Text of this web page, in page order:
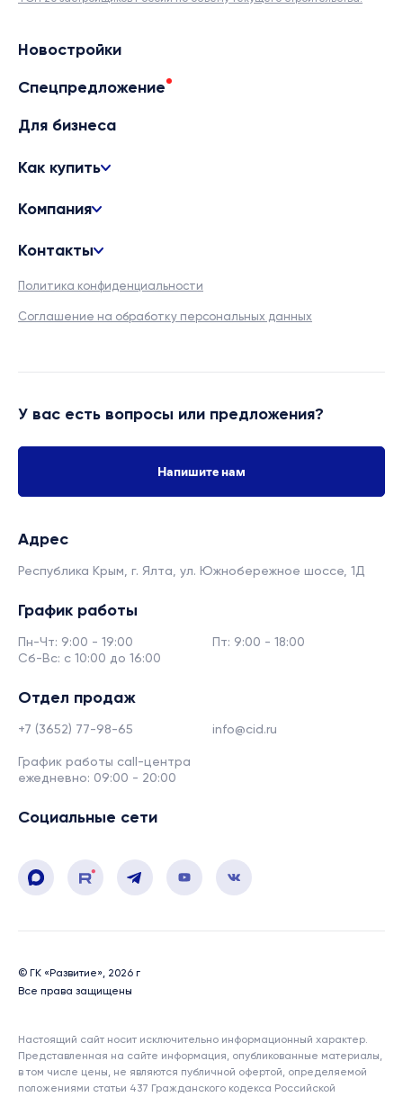
Новостройки
Спецпредложение
Для бизнеса
Как купить
Компания
Контакты
Политика конфиденциальности
Соглашение на обработку персональных данных
У вас есть вопросы или предложения?
Напишите нам
Адрес
Республика Крым, г. Ялта, ул. Южнобережное шоссе, 1Д
График работы
Пн-Чт: 9:00 - 19:00
Пт: 9:00 - 18:00
Сб-Вс: с 10:00 до 16:00
Отдел продаж
+7 (3652) 77-98-65 info@cid.ru
График работы call-центра
ежедневно: 09:00 - 20:00
Социальные сети
© ГК «Развитие», 2026 г
Все права защищены
Настоящий сайт носит исключительно информационный характер.
Представленная на сайте информация, опубликованные материалы,
в том числе цены, не являются публичной офертой, определяемой
положениями статьи 437 Гражданского кодекса Российской